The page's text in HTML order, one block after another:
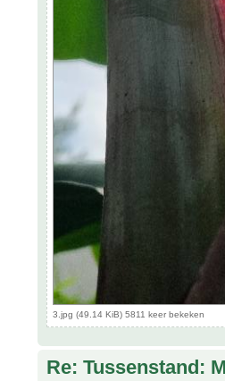
3.jpg (49.14 KiB) 5811 keer bekeken
Re: Tussenstand: